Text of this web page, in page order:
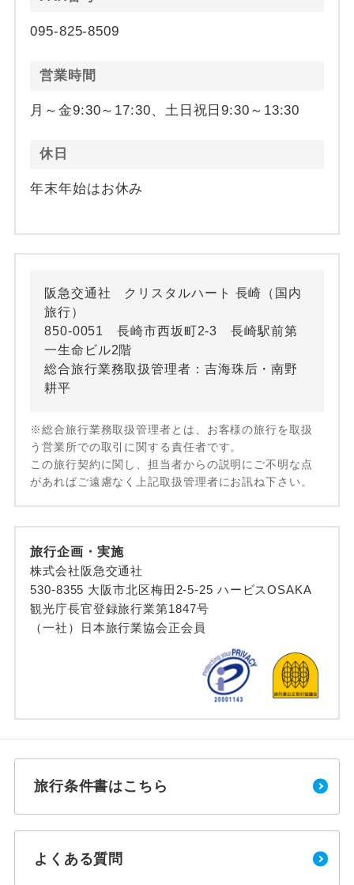
095-825-8509
営業時間
月～金9:30～17:30、土日祝日9:30～13:30
休日
年末年始はお休み
阪急交通社 クリスタルハート 長崎（国内
旅行）
850-0051 長崎市西坂町2-3 長崎駅前第
一生命ビル2階
総合旅行業務取扱管理者：吉海珠后・南野
耕平
※総合旅行業務取扱管理者とは、お客様の旅行を取扱
う営業所での取引に関する責任者です。
この旅行契約に関し、担当者からの説明にご不明な点
があればご遠慮なく上記取扱管理者にお訊ね下さい。
旅行企画・実施
株式会社阪急交通社
530-8355 大阪市北区梅田2-5-25 ハービスOSAKA
観光庁長官登録旅行業第1847号
（一社）日本旅行業協会正会員
旅行条件書はこちら
よくある質問